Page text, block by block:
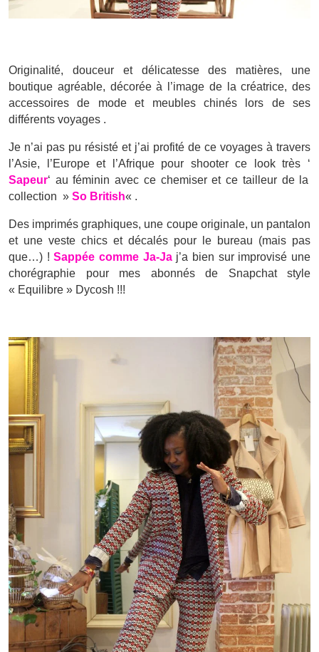
Originalité, douceur et délicatesse des matières, une
boutique agréable, décorée à l’image de la créatrice, des
accessoires de mode et meubles chinés lors de ses
différents voyages .
Je n’ai pas pu résisté et j’ai profité de ce voyages à travers
l’Asie, l’Europe et l’Afrique pour shooter ce look très ‘
Sapeur‘ au féminin avec ce chemiser et ce tailleur de la
collection » So British« .
Des imprimés graphiques, une coupe originale, un pantalon
et une veste chics et décalés pour le bureau (mais pas
que…) !Sappée comme Ja-Ja j’a bien sur improvisé une
chorégraphie pour mes abonnés de Snapchat style
« Equilibre » Dycosh !!!